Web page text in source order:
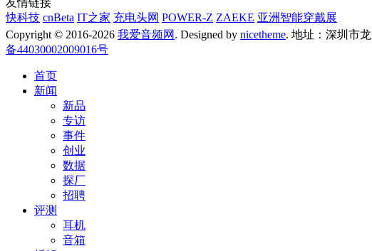
友情链接
快科技 cnBeta IT之家 充电头网 POWER-Z ZAEKE 亚洲智能穿戴展
Copyright © 2016-2026 我爱音频网 . Designed by nicetheme. 地址：深圳市
备44030002009016号
首页
新闻
新品
专访
事件
创业
数据
探厂
招聘
评测
耳机
音箱